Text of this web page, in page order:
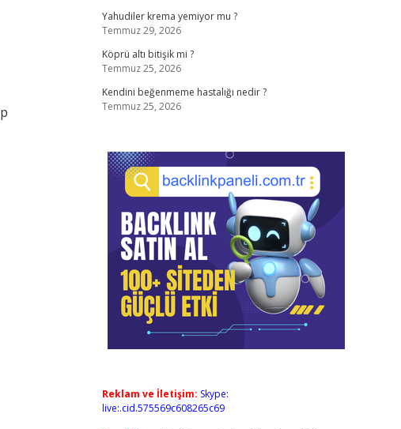
Yahudiler krema yemiyor mu ?
Temmuz 29, 2026
Köprü altı bitişik mi ?
Temmuz 25, 2026
Kendini beğenmeme hastalığı nedir ?
Temmuz 25, 2026
Reklam ve İletişim: Skype:
live:.cid.575569c608265c69